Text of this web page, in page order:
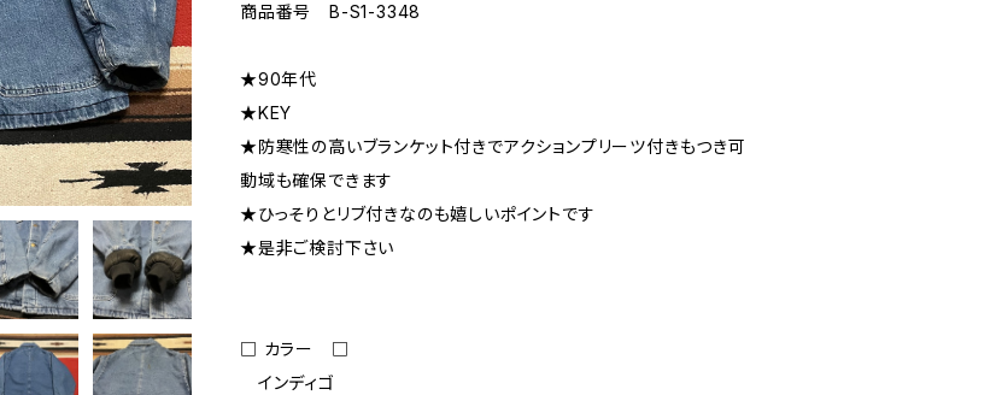
商品番号 B-S1-3348
★90年代
★KEY
★防寒性の高いブランケット付きでアクションプリーツ付きもつき可
動域も確保できます
★ひっそりとリブ付きなのも嬉しいポイントです
★是非ご検討下さい
□ カラー □
インディゴ